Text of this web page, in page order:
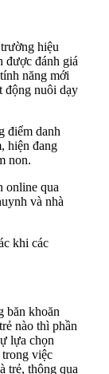
hiệu
được đánh giá
năng mới
động nuôi dạy
điểm danh
hiện đang
non.
online qua
và nhà
khi các
băn khoăn
nào thì phần
lựa chọn
trong việc
trẻ, thông qua